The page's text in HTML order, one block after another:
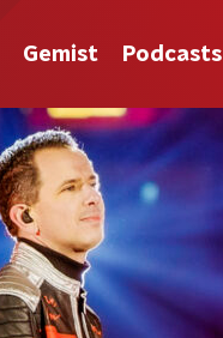
Gemist Podcasts